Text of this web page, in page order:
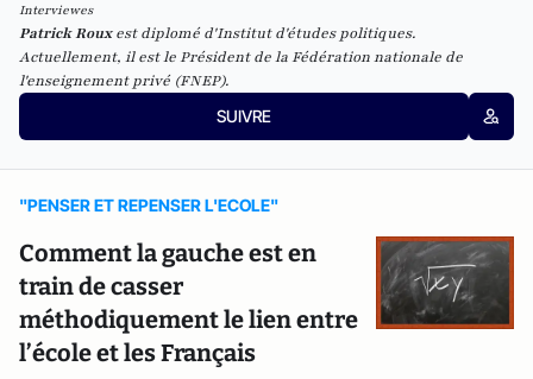
Interviewes
Patrick Rouxest diplomé d'Institut d'études politiques.
Actuellement, il est le Président de la Fédération nationale de
l'enseignement privé(FNEP).
SUIVRE
"PENSER ET REPENSER L'ECOLE"
Comment la gauche est en
train de casser
méthodiquement le lien entre
l’école et les Français